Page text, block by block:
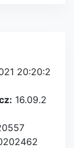
20:20:2
16.09.2